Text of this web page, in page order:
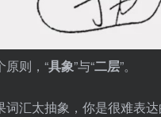
则，“具象”与“二层”。
汇太抽象，你是很难表